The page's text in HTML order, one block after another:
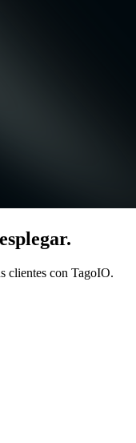
clientes con TagoIO.